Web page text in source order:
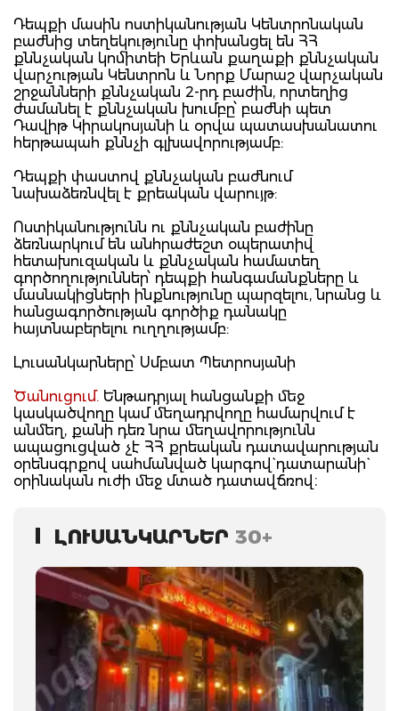
Դեպքի մասին ոստիկանության Կենտրոնական
բաժնից տեղեկությունը փոխանցել են ՀՀ
քննչական կոմիտեի Երևան քաղաքի քննչական
վարչության Կենտրոն և Նորք Մարաշ վարչական
շրջանների քննչական 2-րդ բաժին, որտեղից
ժամանել է քննչական խումբը՝ բաժնի պետ
Դավիթ Կիրակոսյանի և օրվա պատասխանատու
հերթապահ քննչի գլխավորությամբ:
Դեպքի փաստով քննչական բաժնում
նախաձեռնվել է քրեական վարույթ:
Ոստիկանությունն ու քննչական բաժինը
ձեռնարկում են անհրաժեշտ օպերատիվ
հետախուզական և քննչական համատեղ
գործողություններ՝ դեպքի հանգամանքները և
մասնակիցների ինքնությունը պարզելու, նրանց և
հանցագործության գործիք դանակը
հայտնաբերելու ուղղությամբ:
Լուսանկարները՝ Սմբատ Պետրոսյանի
Ծանուցում. Ենթադրյալ հանցանքի մեջ
կասկածվողը կամ մեղադրվողը համարվում է
անմեղ, քանի դեռ նրա մեղավորությունն
ապացուցված չէ ՀՀ քրեական դատավարության
օրենսգրքով սահմանված կարգով` դատարանի`
օրինական ուժի մեջ մտած դատավճռով։
ԼՈՒՍԱՆԿԱՐՆԵՐ 30+